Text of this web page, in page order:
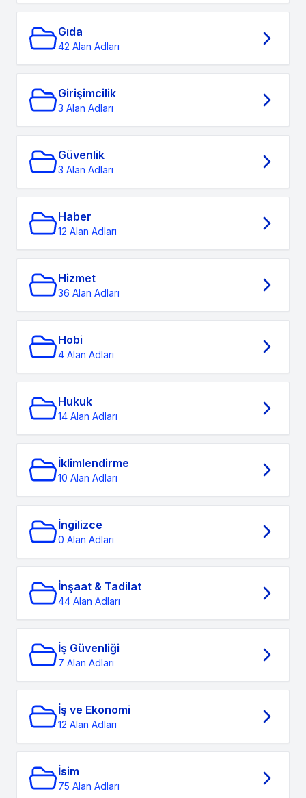
Gıda
42 Alan Adları
Girişimcilik
3 Alan Adları
Güvenlik
3 Alan Adları
Haber
12 Alan Adları
Hizmet
36 Alan Adları
Hobi
4 Alan Adları
Hukuk
14 Alan Adları
İklimlendirme
10 Alan Adları
İngilizce
0 Alan Adları
İnşaat & Tadilat
44 Alan Adları
İş Güvenliği
7 Alan Adları
İş ve Ekonomi
12 Alan Adları
İsim
75 Alan Adları